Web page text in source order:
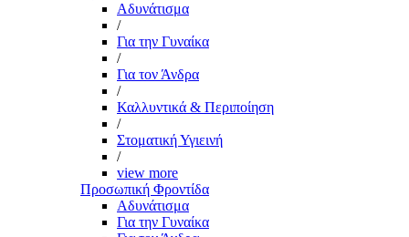
Αδυνάτισμα
/
Για την Γυναίκα
/
Για τον Άνδρα
/
Καλλυντικά & Περιποίηση
/
Στοματική Υγιεινή
/
view more
Προσωπική Φροντίδα
Αδυνάτισμα
Για την Γυναίκα